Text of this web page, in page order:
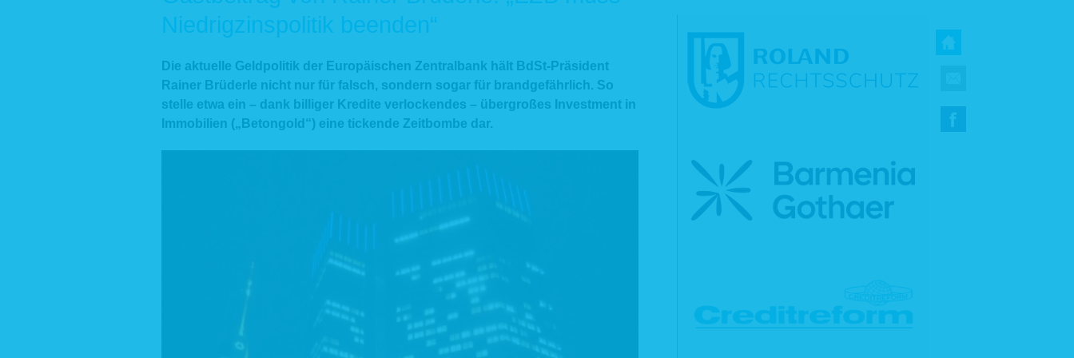
Niedrigzinspolitik beenden“
Die aktuelle Geldpolitik der Europäischen Zentralbank hält BdSt-Präsident
Rainer Brüderle nicht nur für falsch, sondern sogar für brandgefährlich. So
stelle etwa ein – dank billiger Kredite verlockendes – übergroßes Investment in
Immobilien („Betongold“) eine tickende Zeitbombe dar.